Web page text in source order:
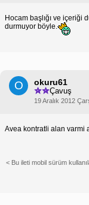
Hocam başlığı ve içeriği
durmuyor böyle.
O okuru61
Çavuş
19 Aralık 2012
Avea kontratli alan varmi
< Bu ileti mobil sürüm